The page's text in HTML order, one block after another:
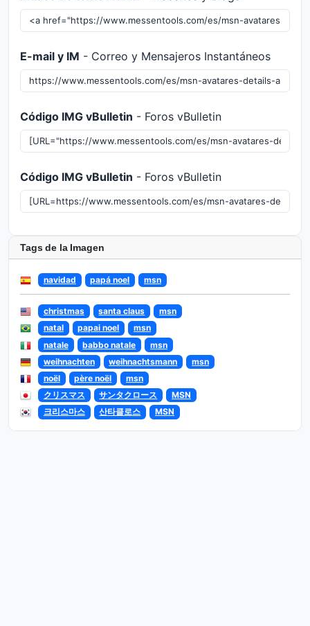
E-mail y IM - Correo y Mensajeros Instantáneos
Código IMG vBulletin - Foros vBulletin
Código IMG vBulletin - Foros vBulletin
Tags de la Imagen
navidad papá noel msn
christmas santa claus
msn
natal
papai noel
msn
natale
babbo natale
msn
weihnachten
weihnachtsmann
msn
noël
père noël
msn
クリスマス
サンタクロース
MSN
크리스마스
산타클로스 MSN